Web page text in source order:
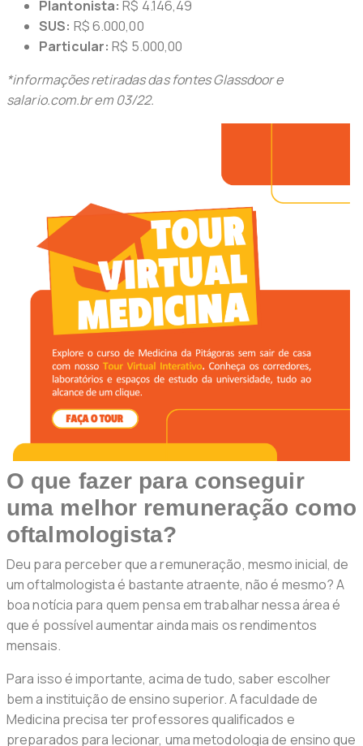
Plantonista:R$ 4.146,49
SUS: R$ 6.000,00
Particular:R$ 5.000,00
*informações retiradas das fontes Glassdoor e
salario.com.br em 03/22.
O que fazer para conseguir
uma melhor remuneração como
oftalmologista?
Deu para perceber que a remuneração, mesmo inicial, de
um oftalmologista é bastante atraente, não é mesmo? A
boa notícia para quem pensa em trabalhar nessa área é
que é possível aumentar ainda mais os rendimentos
mensais.
Para isso é importante, acima de tudo, saber escolher
bem a instituição de ensino superior. A faculdade de
Medicina precisa ter professores qualificados e
preparados para lecionar, uma metodologia de ensino que